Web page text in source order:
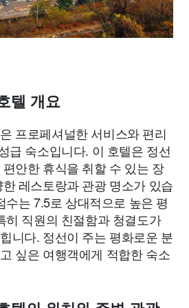
텔 개요
프로페셔널한 서비스와 편리
급 숙소입니다. 이 호텔은 정선
안한 휴식을 취할 수 있는 장
레스토랑과 관광 명소가 있습
수는 7.5로 상대적으로 높은 평
히 직원의 친절함과 청결도가
니다. 정선이 주는 평화로운 분
싶은 여행객에게 적합한 숙소